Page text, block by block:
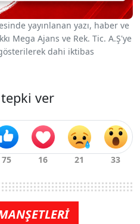
yayınlanan yazı, haber ve
Mega Ajans ve Rek. Tic. A.Ş'ye
dahi iktibas
ver